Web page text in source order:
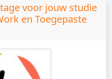
voor jouw studie
en Toegepaste